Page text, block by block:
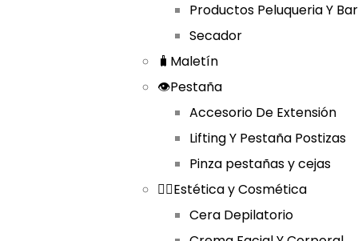
Productos Peluqueria Y
Secador
🧳Maletín
👁️Pestaña
Accesorio De Extensión
Lifting Y Pestaña Postizas
Pinza pestañas y cejas
🧘‍♀️Estética y Cosmética
Cera Depilatorio